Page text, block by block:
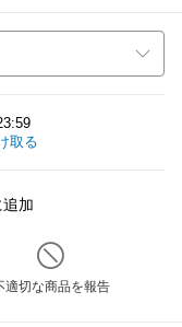
取る
加
適切な商品を報告